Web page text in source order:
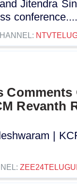
Jitendra
Comments
Revanth
|